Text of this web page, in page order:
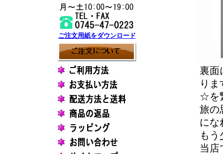
ご注文用紙をダウンロード
裏面
りま
☆を
旅の
にな
もう
当店